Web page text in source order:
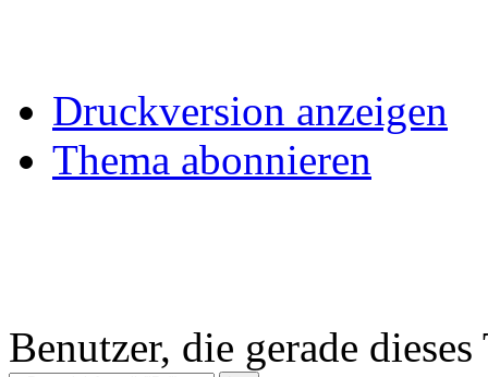
Druckversion anzeigen
Thema abonnieren
Benutzer, die gerade